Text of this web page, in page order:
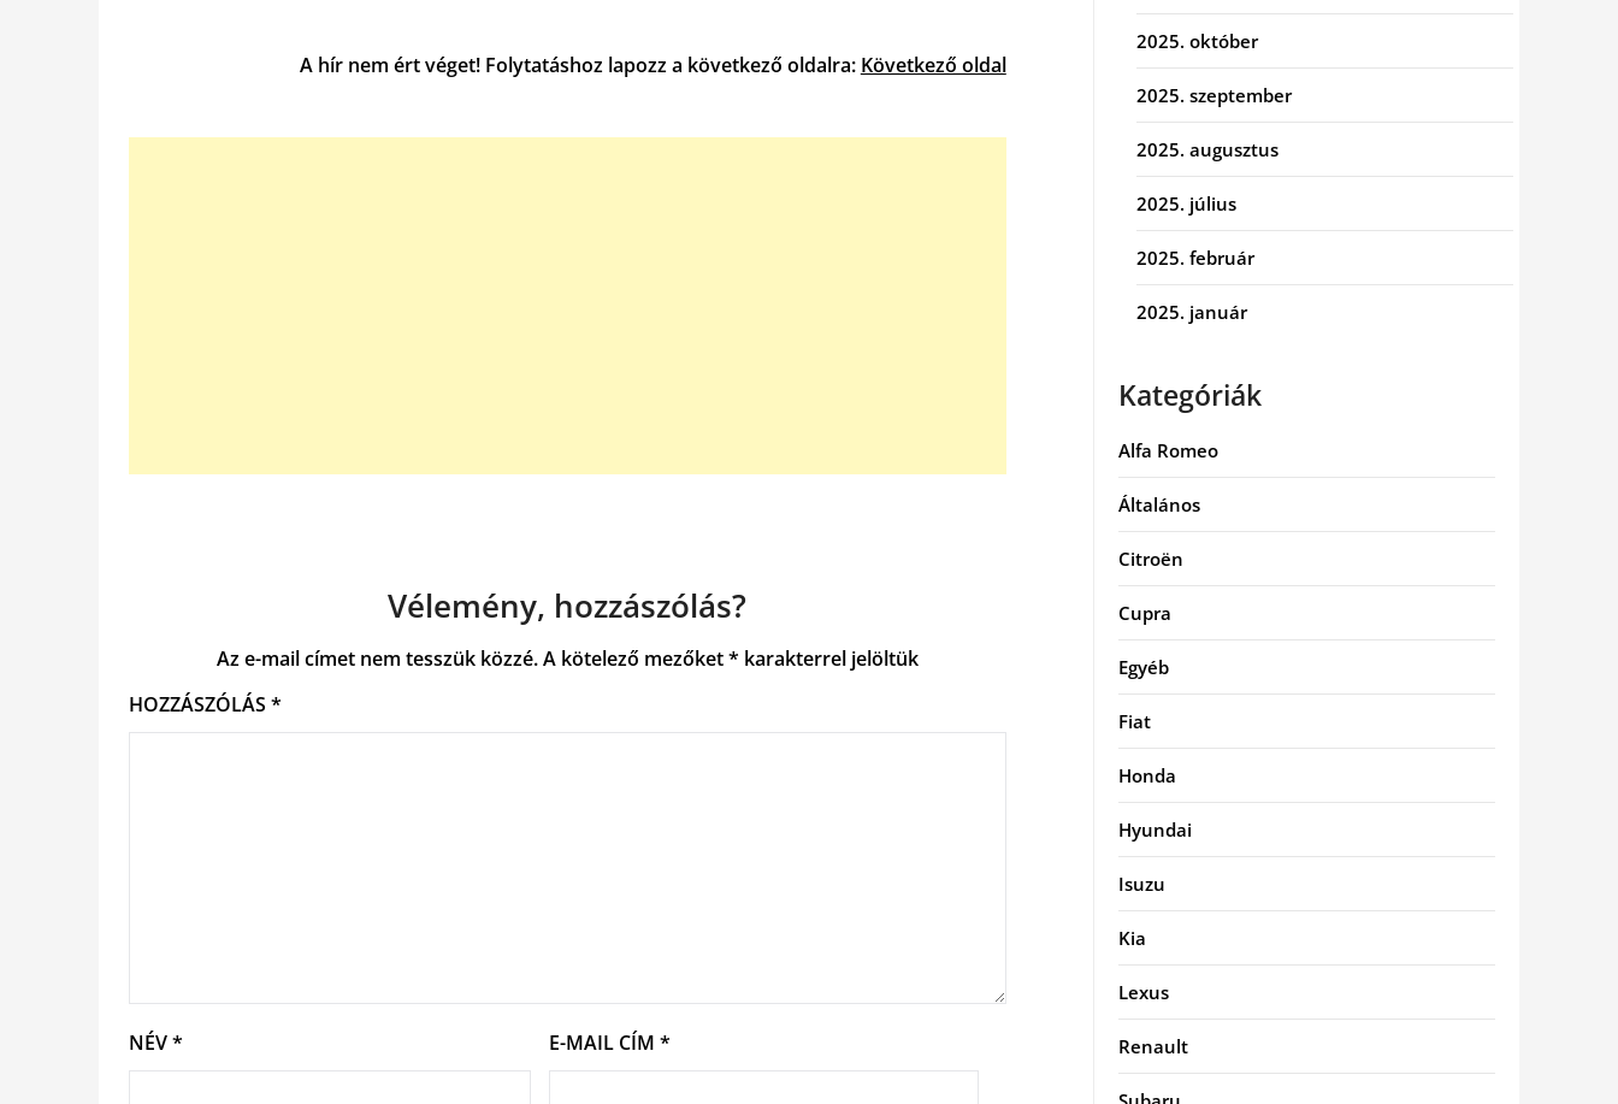
A hír nem ért véget! Folytatáshoz lapozz a következő oldalra: Következő oldal
Vélemény, hozzászólás?
Az e-mail címet nem tesszük közzé.A kötelező mezőket* karakterrel jelöltük
HOZZÁSZÓLÁS *
NÉV* E-MAIL CÍM *
2025. október
2025. szeptember
2025. augusztus
2025. július
2025. február
2025. január
Kategóriák
Alfa Romeo
Általános
Citroën
Cupra
Egyéb
Fiat
Honda
Hyundai
Isuzu
Kia
Lexus
Renault